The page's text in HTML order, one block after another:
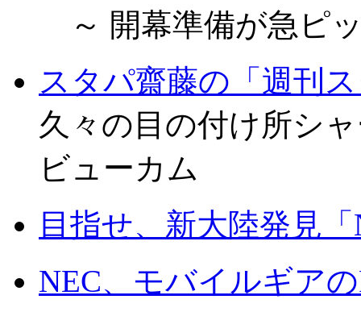
～ 開幕準備が急ピ
スタパ齋藤の「週刊
久々の目の付け所シ
ビューカム
目指せ、新大陸発見
NEC、モバイルギア